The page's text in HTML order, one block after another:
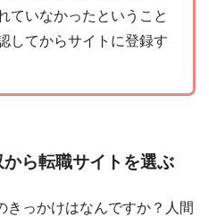
ていなかったということ
してからサイトに登録す
ら転職サイトを選ぶ
きっかけはなんですか？人間